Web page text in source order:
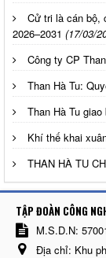
Cử tri là cán bộ,
2026–2031 (17/03/
Công ty CP
Than Hà Tu:
Than Hà Tu
Khí thế khai
THAN HÀ TU
TẬP ĐOÀN CÔNG
M.S.D.N:
Địa chỉ: Khu